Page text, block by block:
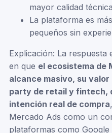
mayor calidad
La plataforma es
pequeños sin
Explicación: La respuesta
en que el ecosistema de
alcance masivo, su
party de retail y fintech,
intención real de compra
Mercado Ads como un
plataformas como